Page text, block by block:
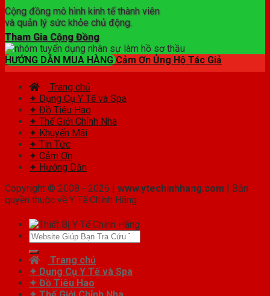
Cộng đồng mô hình kinh tế thành viên
và quản lý sức khỏe chủ động.
Tham Gia Cộng Đồng
HƯỚNG DẪN MUA HÀNG Cảm Ơn Ủng Hộ Tác Giả
Trang chủ
✦ Dụng Cụ Y Tế và Spa
✦ Đồ Tiêu Hao
✦ Thế Giới Chỉnh Nha
✦ Khuyến Mãi
✦ Tin Tức
✦ Cảm Ơn
✦ Hướng Dẫn
Copyright © 2008 - 2026 | www.ytechinhhang.com | Bản
quyền thuộc về Y Tế Chính Hãng
Tìm
kiếm:
Trang chủ
✦ Dụng Cụ Y Tế và Spa
✦ Đồ Tiêu Hao